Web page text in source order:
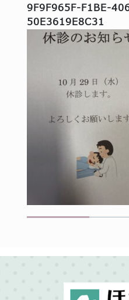
9F9F965F-F1BE-
50E3619E8C31